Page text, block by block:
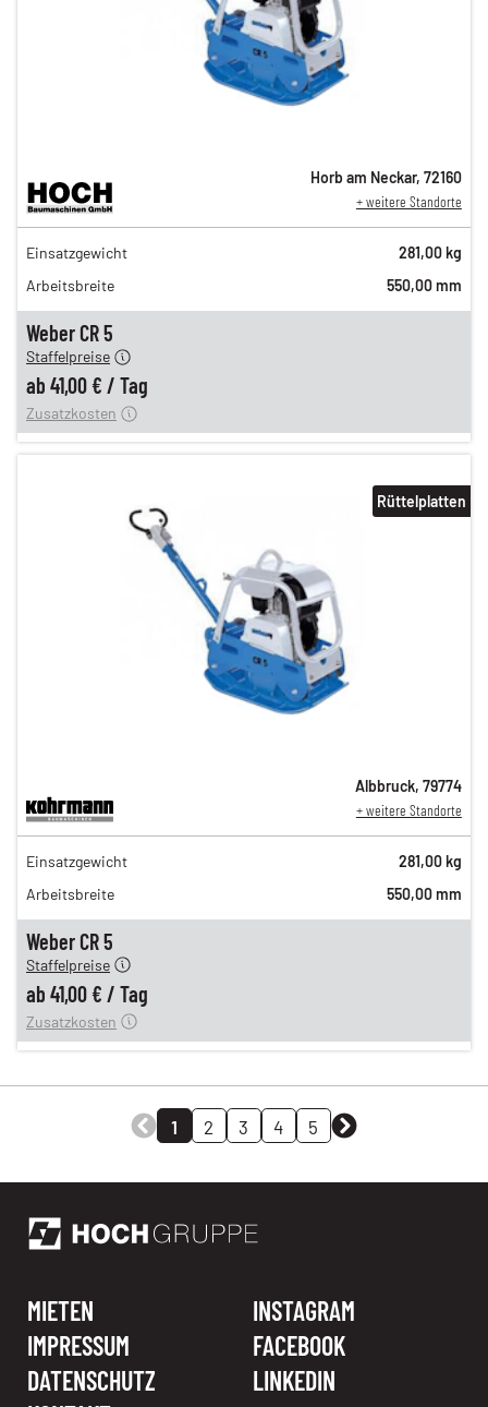
Weber CR 5
71,00 €
60,00 €
49,00 €
Staffelpreise
ab 41,00 € / Tag
12,00 €
Zusatzkosten
Horb am Neckar, 72160
+ weitere Standorte
Einsatzgewicht
281,00 kg
Arbeitsbreite
550,00 mm
Weber CR 5
71,00 €
60,00 €
49,00 €
Staffelpreise
ab 41,00 € / Tag
12,00 €
Zusatzkosten
Rüttelplatten
Albbruck, 79774
+ weitere Standorte
Einsatzgewicht
281,00 kg
Arbeitsbreite
550,00 mm
1 2 3 4 5
MIETEN
IMPRESSUM
DATENSCHUTZ
INSTAGRAM
FACEBOOK
LINKEDIN